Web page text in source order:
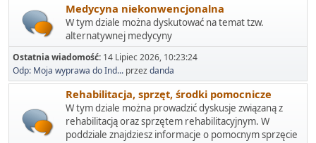
Medycyna niekonwencjonalna
W tym dziale można dyskutować na temat tzw.
alternatywnej medycyny
Ostatnia wiadomość: 14 Lipiec 2026, 10:23:24
Odp: Moja wyprawa do Ind... przezdanda
Rehabilitacja, sprzęt, środki pomocnicze
W tym dziale można prowadzić dyskusje związaną z
rehabilitacją oraz sprzętem rehabilitacyjnym. W
poddziale znajdziesz informacje o pomocnym sprzęcie